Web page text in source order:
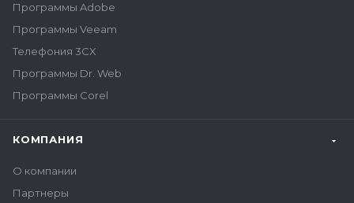
Программы Adobe
Программы Veeam
Телефония 3CX
Программы Dr. Web
Программы Corel
КОМПАНИЯ
О компании
Партнеры